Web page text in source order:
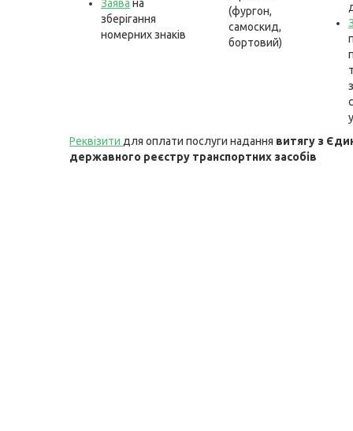
Заява на
зберігання
номерних знаків
(фургон,
самоскид,
бортовий)
Реквізити для оплати послуги надання витягу з
державного реєстру транспортних засобів